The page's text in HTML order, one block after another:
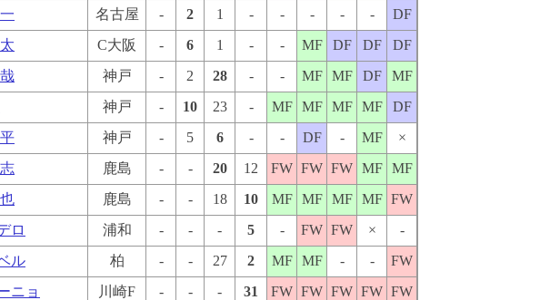
名古屋 - 2 1 - - - - -
DF
C大阪 - 6 1 - - MF DF DF
DF
神戸 - 2 28 - - MF MF DF
MF
神戸 - 10 23 - MF MF MF MF
DF
神戸 - 5 6 - - DF - MF ×
鹿島 - - 20 12 FW FW FW MF
MF
鹿島 - - 18 10 MF MF MF MF FW
ロ
浦和 - - - 5 - FW FW ×
-
ル
柏 - - 27 2 MF MF - -
FW
ニョ
川崎F - - - 31 FW FW FW FW FW